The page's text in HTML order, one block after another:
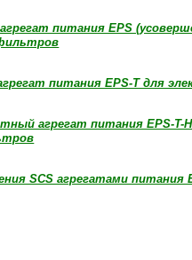
питания EPS
питания EPS-T для
агрегат питания EPS-T-
SCS агрегатами питания